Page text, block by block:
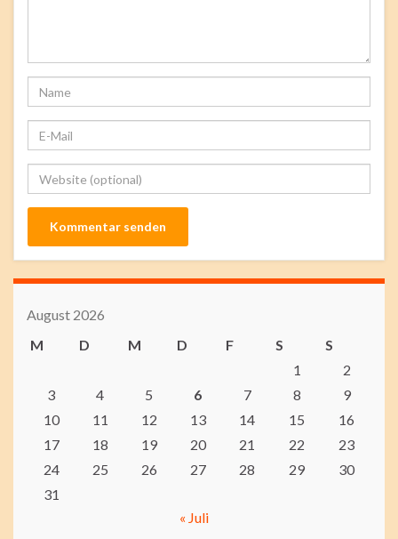
August 2026
M
D M D F S
S
1
2
3
4 5 6 7 8
9
10
11 12 13 14 15
16
17
18 19 20 21 22
23
24
25 26 27 28 29
30
31
« Juli